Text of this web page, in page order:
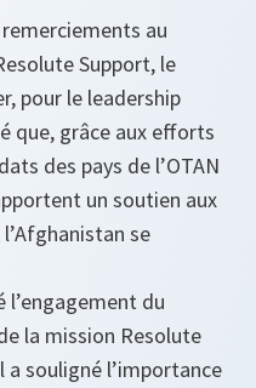
au
Support, le
pour le leadership
que, grâce aux efforts
des pays de l’OTAN
un soutien aux
se
l’engagement du
la mission Resolute
a souligné l’importance